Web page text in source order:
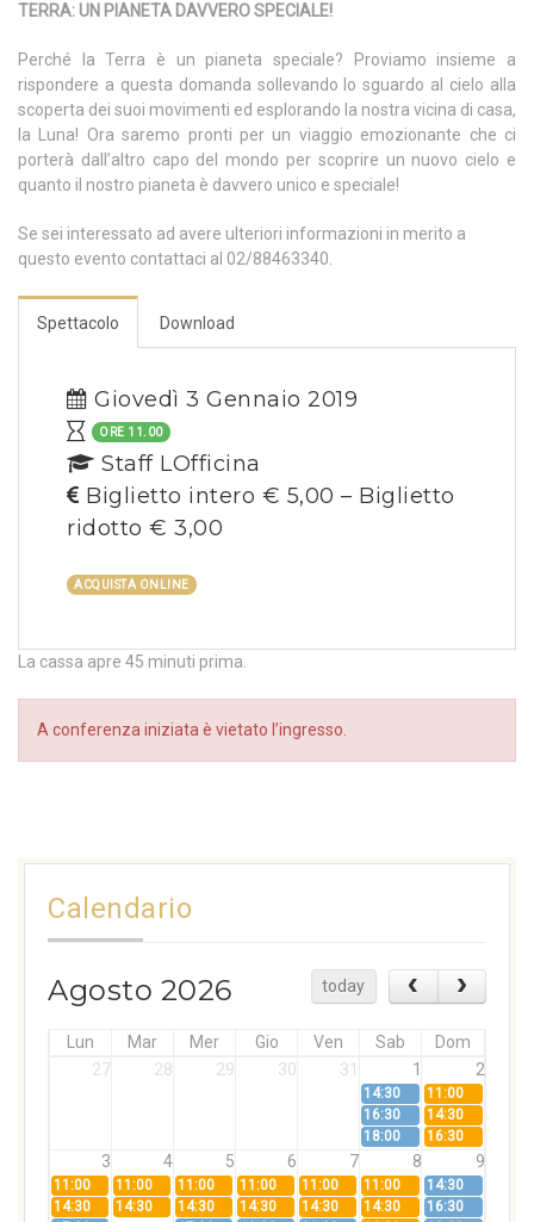
TERRA: UN PIANETA DAVVERO SPECIALE!
Perché la Terra è un pianeta speciale? Proviamo insieme a
rispondere a questa domanda sollevando lo sguardo al cielo alla
scoperta dei suoi movimenti ed esplorando la nostra vicina di casa,
la Luna! Ora saremo pronti per un viaggio emozionante che ci
porterà dall’altro capo del mondo per scoprire un nuovo cielo e
quanto il nostro pianeta è davvero unico e speciale!
Se sei interessato ad avere ulteriori informazioni in merito a
questo evento contattaci al 02/88463340.
Spettacolo Download
Giovedì 3 Gennaio 2019
ORE 11.00
Staff LOfficina
Biglietto intero € 5,00 – Biglietto
ridotto € 3,00
ACQUISTA ONLINE
La cassa apre 45 minuti prima.
A conferenza iniziata è vietato l’ingresso.
Calendario
Agosto 2026 today
Lun Mar Mer Gio Ven Sab
Dom
27
28 29 30 31 1 2
14:30
11:00
16:30
14:30
18:00
16:30
3 4 5 6 7 8 9
11:00 11:00 11:00 11:00 11:00 11:00
14:30
14:30
14:30 14:30 14:30 14:30 14:30
16:30